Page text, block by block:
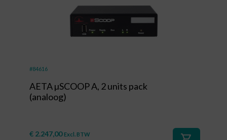
#84616
AETA µSCOOP A, 2 units pack
(analoog)
€ 2.247,00 Excl. BTW